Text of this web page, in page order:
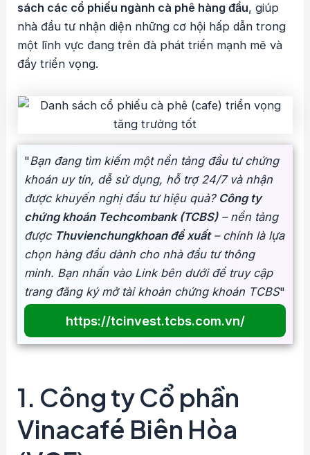
sách các cổ phiếu ngành cà phê hàng đầu, giúp
nhà đầu tư nhận diện những cơ hội hấp dẫn trong
một lĩnh vực đang trên đà phát triển mạnh mẽ và
đầy triển vọng.
"Bạn đang tìm kiếm một nền tảng đầu tư chứng
khoán uy tín, dễ sử dụng, hỗ trợ 24/7 và nhận
được khuyến nghị đầu tư hiệu quả? Công ty
chứng khoán Techcombank (TCBS)– nền tảng
được Thuvienchungkhoan đề xuất– chính là lựa
chọn hàng đầu dành cho nhà đầu tư thông
minh. Bạn nhấn vào Link bên dưới để truy cập
trang đăng ký mở tài khoản chứng khoán TCBS"
https://tcinvest.tcbs.com.vn/
1. Công ty Cổ phần
Vinacafé Biên Hòa